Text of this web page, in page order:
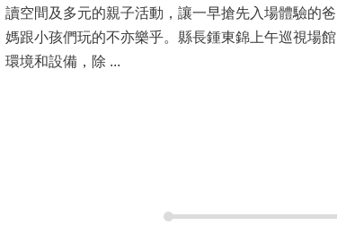
讀空間及多元的親子活動，讓一早搶先入場體驗的爸
媽跟小孩們玩的不亦樂乎。縣長鍾東錦上午巡視場館
環境和設備，除 ...